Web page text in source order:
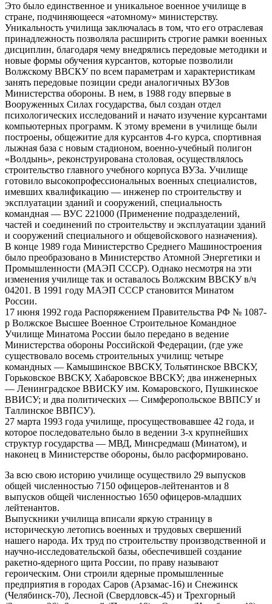
Это было единственное и уникальное военное училище в
стране, подчиняющееся «атомному» министерству.
Уникальность училища заключалась в том, что его отраслевая
принадлежность позволяла расширить строгие рамки военных
дисциплин, благодаря чему внедрялись передовые методики и
новые формы обучения курсантов, которые позволили
Волжскому ВВСКУ по всем параметрам и характеристикам
занять передовые позиции среди аналогичных ВУЗов
Министерства обороны. В нем, в 1988 году впервые в
Вооруженных Силах государства, был создан отдел
психологических исследований и начато изучение курсантами
компьютерных программ. К этому времени в училище были
построены, общежитие для курсантов 4-го курса, спортивная
лыжная база с новым стадионом, военно-учебный полигон
«Волдынь», реконструирована столовая, осуществлялось
строительство главного учебного корпуса ВУЗа. Училище
готовило высокопрофессиональных военных специалистов,
имевших квалификацию — инженер по строительству и
эксплуатации зданий и сооружений, специальность
командная — ВУС 221000 (Применение подразделений,
частей и соединений по строительству и эксплуатации зданий
и сооружений специального и общевойскового назначения).
В конце 1989 года Министерство Среднего Машиностроения
было преобразовано в Министерство Атомной Энергетики и
Промышленности (МАЭП СССР). Однако несмотря на эти
изменения училище так и оставалось Волжским ВВСКУ в/ч
04201. В 1991 году МАЭП СССР становится Минатом
России.
17 июня 1992 года Распоряжением Правительства РФ № 1087-
р Волжское Высшее Военное Строительное Командное
Училище Минатома России было передано в ведение
Министерства обороны Российской Федерации, (где уже
существовало восемь строительных училищ: четыре
командных — Камышинское ВВСКУ, Тольятинское ВВСКУ,
Горьковское ВВСКУ, Хабаровское ВВСКУ; два инженерных
— Ленинградское ВВИСКУ им. Комаровского, Пушкинское
ВВИСУ; и два политических — Симферопольское ВВПСУ и
Таллинское ВВПСУ).
27 марта 1993 года училище, просуществовавшее 42 года, и
которое последовательно было в ведении 3-х крупнейших
структур государства — МВД, Минсредмаш (Минатом), и
наконец в Министерстве обороны, было расформировано.
За всю свою историю училище осуществило 29 выпусков
общей численностью 7150 офицеров-лейтенантов и 8
выпусков общей численностью 1650 офицеров-младших
лейтенантов.
Выпускники училища вписали яркую страницу в
историческую летопись военных и трудовых свершений
нашего народа. Их труд по строительству производственной и
научно-исследовательской базы, обеспечившей создание
ракетно-ядерного щита России, по праву называют
героическим. Они строили ядерные промышленные
предприятия в городах Саров (Арзамас-16) и Снежинск
(Челябинск-70), Лесной (Свердловск-45) и Трехгорный